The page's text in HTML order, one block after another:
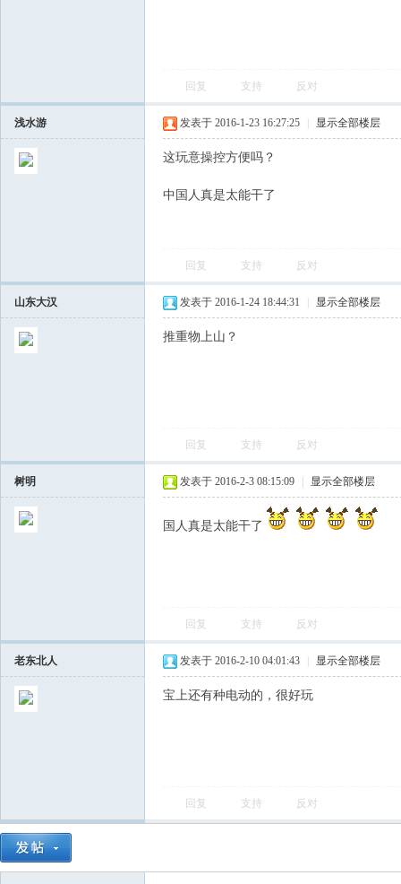
回复 支持 反对
浅水游 发表于 2016-1-23 16:27:25 显示全部楼层
这玩意操控方便吗？
中国人真是太能干了
回复 支持 反对
山东大汉 发表于 2016-1-24 18:44:31 显示全部楼层
推重物上山？
回复 支持 反对
树明 发表于 2016-2-3 08:15:09 显示全部楼层
国人真是太能干了
回复 支持 反对
老东北人 发表于 2016-2-10 04:01:43 显示全部楼层
宝上还有种电动的，很好玩
回复 支持 反对